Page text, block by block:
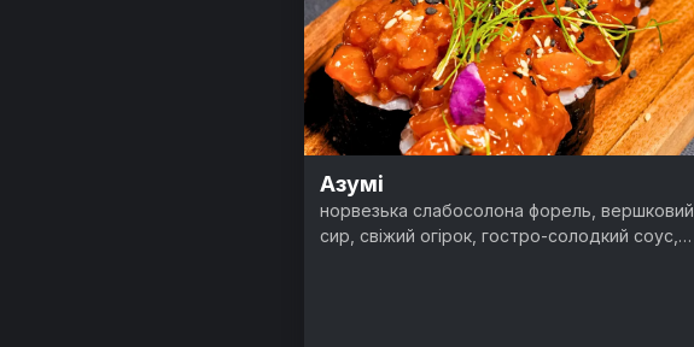
Азумі
норвезька слабосолона форель, вершковий
сир, свіжий огірок, гостро-солодкий соус,